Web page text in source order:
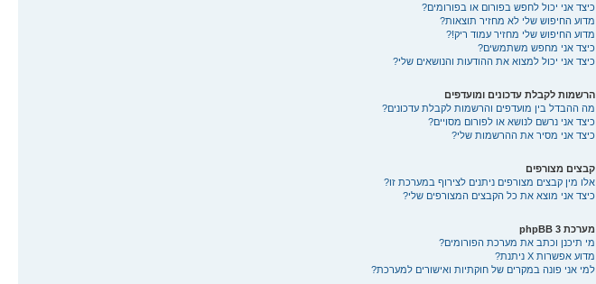
כיצד אני יכול לחפש בפורום או בפורומים?
מדוע החיפוש שלי לא מחזיר תוצאות?
מדוע החיפוש שלי מחזיר עמוד ריק!?
כיצד אני מחפש משתמשים?
כיצד אני יכול למצוא את ההודעות והנושאים שלי?
הרשמות לקבלת עדכונים ומועדפים
מה ההבדל בין מועדפים והרשמות לקבלת עדכונים?
כיצד אני נרשם לנושא או לפורום מסויים?
כיצד אני מסיר את ההרשמות שלי?
קבצים מצורפים
אלו מין קבצים מצורפים ניתנים לצירוף במערכת זו?
כיצד אני מוצא את כל הקבצים המצורפים שלי?
מערכת phpBB 3
מי תיכנן וכתב את מערכת הפורומים?
מדוע אפשרות X ניתנת?
למי אני פונה במקרים של חוקתיות ואישורים למערכת?